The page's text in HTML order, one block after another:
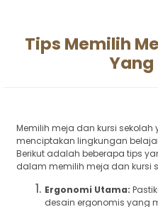
Tips Memilih
Memilih meja dan kursi
menciptakan lingkungan
Berikut adalah beberapa tips
dalam memilih meja dan kursi
Ergonomi Utama:
desain ergonomis yang